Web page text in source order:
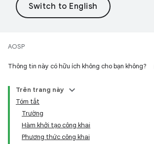
AOSP
Thông tin này có hữu ích không cho bạn không?
Trên trang này
Tóm tắt
Trường
Hàm khởi tạo công khai
Phương thức công khai